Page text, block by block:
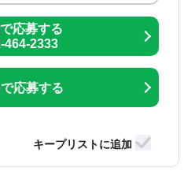
応募する
464-2333
応募する